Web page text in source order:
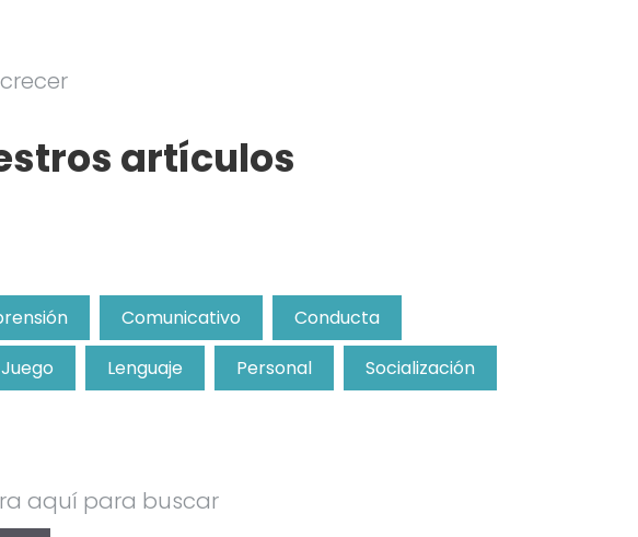
artículos
Comunicativo
Conducta
Juego Lenguaje Personal
Socialización
aquí para buscar